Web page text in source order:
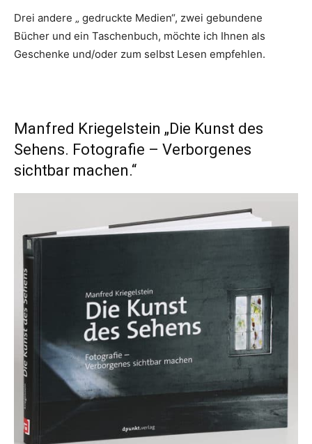
Drei andere „ gedruckte Medien“, zwei gebundene
Bücher und ein Taschenbuch, möchte ich Ihnen als
Geschenke und/oder zum selbst Lesen empfehlen.
Manfred Kriegelstein „Die Kunst des
Sehens. Fotografie – Verborgenes
sichtbar machen.“